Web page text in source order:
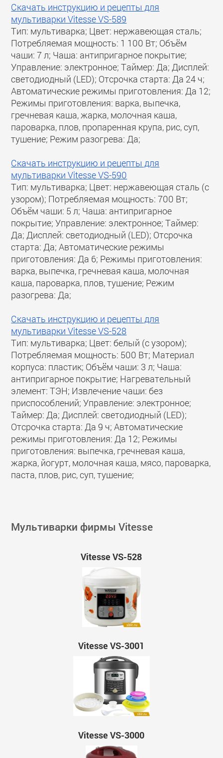
Скачать инструкцию и рецепты для
мультиварки Vitesse VS-589
Тип: мультиварка; Цвет: нержавеющая сталь;
Потребляемая мощность: 1 100 Вт; Объём
чаши: 7 л; Чаша: антипригарное покрытие;
Управление: электронное; Таймер: Да; Дисплей:
светодиодный (LED); Отсрочка старта: Да 24 ч;
Автоматические режимы приготовления: Да 12;
Режимы приготовления: варка, выпечка,
гречневая каша, жарка, молочная каша,
пароварка, плов, пропаренная крупа, рис, суп,
тушение; Режим разогрева: Да;
Скачать инструкцию и рецепты для
мультиварки Vitesse VS-590
Тип: мультиварка; Цвет: нержавеющая сталь (с
узором); Потребляемая мощность: 700 Вт;
Объём чаши: 5 л; Чаша: антипригарное
покрытие; Управление: электронное; Таймер:
Да; Дисплей: светодиодный (LED); Отсрочка
старта: Да; Автоматические режимы
приготовления: Да 6; Режимы приготовления:
варка, выпечка, гречневая каша, молочная
каша, пароварка, плов, тушение; Режим
разогрева: Да;
Скачать инструкцию и рецепты для
мультиварки Vitesse VS-528
Тип: мультиварка; Цвет: белый (с узором);
Потребляемая мощность: 500 Вт; Материал
корпуса: пластик; Объём чаши: 3 л; Чаша:
антипригарное покрытие; Нагревательный
элемент: ТЭН; Извлечение чаши: без
приспособлений; Управление: электронное;
Таймер: Да; Дисплей: светодиодный (LED);
Отсрочка старта: Да 9 ч; Автоматические
режимы приготовления: Да 12; Режимы
приготовления: выпечка, гречневая каша,
жарка, йогурт, молочная каша, мясо, пароварка,
паста, плов, рис, суп, тушение;
Мультиварки фирмы Vitesse
Vitesse VS-528
Vitesse VS-3001
Vitesse VS-3000